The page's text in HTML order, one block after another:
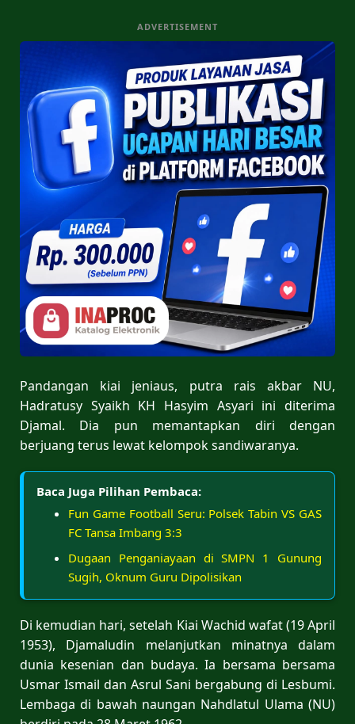
ADVERTISEMENT
Pandangan kiai jeniaus, putra rais akbar NU,
Hadratusy Syaikh KH Hasyim Asyari ini diterima
Djamal. Dia pun memantapkan diri dengan
berjuang terus lewat kelompok sandiwaranya.
Baca Juga Pilihan Pembaca:
Fun Game Football Seru: Polsek Tabin VS GAS
FC Tansa Imbang 3:3
Dugaan Penganiayaan di SMPN 1 Gunung
Sugih, Oknum Guru Dipolisikan
Di kemudian hari, setelah Kiai Wachid wafat (19 April
1953), Djamaludin melanjutkan minatnya dalam
dunia kesenian dan budaya. Ia bersama bersama
Usmar Ismail dan Asrul Sani bergabung di Lesbumi.
Lembaga di bawah naungan Nahdlatul Ulama (NU)